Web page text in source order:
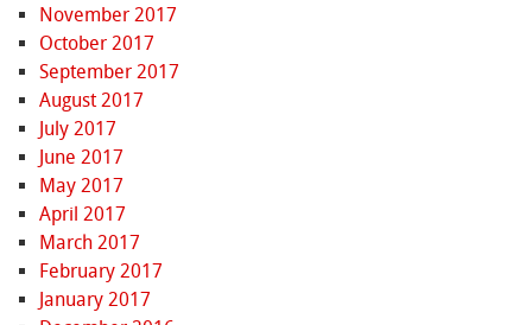
November 2017
October 2017
September 2017
August 2017
July 2017
June 2017
May 2017
April 2017
March 2017
February 2017
January 2017